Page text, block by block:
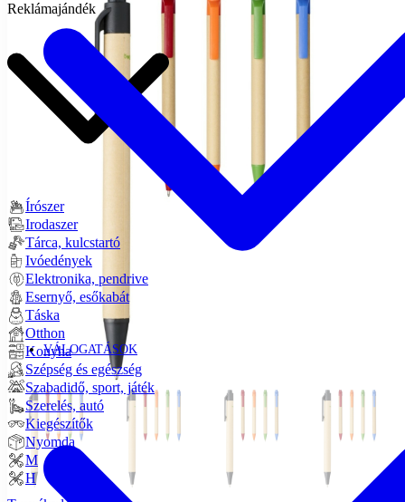
VÁLOGATÁSOK
Reklámajándék
Írószer
Irodaszer
Tárca, kulcstartó
Ivóedények
Elektronika, pendrive
Esernyő, esőkabát
Táska
Otthon
Konyha
Szépség és egészség
Szabadidő, sport, játék
Szerelés, autó
Kiegészítők
Nyomda
M
H